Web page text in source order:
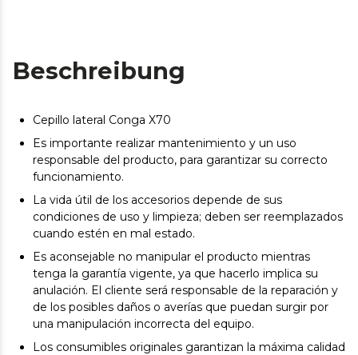
Beschreibung
Cepillo lateral Conga X70
Es importante realizar mantenimiento y un uso
responsable del producto, para garantizar su correcto
funcionamiento.
La vida útil de los accesorios depende de sus
condiciones de uso y limpieza; deben ser reemplazados
cuando estén en mal estado.
Es aconsejable no manipular el producto mientras
tenga la garantía vigente, ya que hacerlo implica su
anulación. El cliente será responsable de la reparación y
de los posibles daños o averías que puedan surgir por
una manipulación incorrecta del equipo.
Los consumibles originales garantizan la máxima calidad